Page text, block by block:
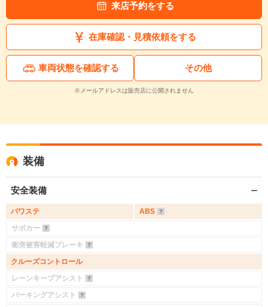
来店予約をする
在庫確認・見積依頼をする
車両状態を確認する その他
※メールアドレスは販売店に公開されません
装備
安全装備
パワステ
ABS
サポカー
衝突被害軽減ブレーキ
クルーズコントロール
レーンキープアシスト
パーキングアシスト